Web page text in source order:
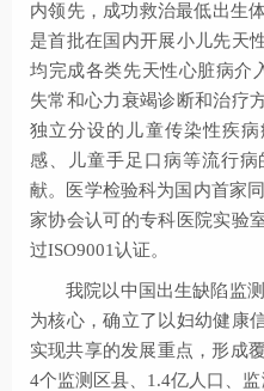
内领先，成功救治最低出生
是首批在国内开展小儿先天
均完成各类先天性心脏病介
失常和心力衰竭诊断和治疗
独立分设的儿童传染性疾病
感、儿童手足口病等流行
献。医学检验科为国内首家
家协会认可的专科医院实验
过ISO9001认证。
我院以中国出生缺陷监
为核心，确立了以妇幼健康
实现共享的发展重点，形成
4个监测区县、1.4亿人口、